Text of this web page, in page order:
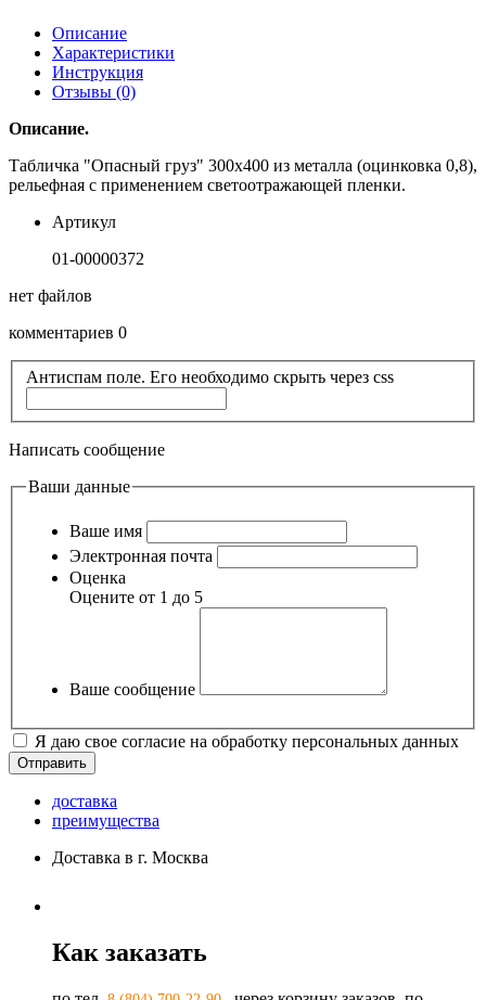
Описание
Характеристики
Инструкция
Отзывы (0)
Описание.
Табличка "Опасный груз" 300х400 из металла (оцинковка 0,8),
рельефная с применением светоотражающей пленки.
Артикул
01-00000372
нет файлов
комментариев 0
Антиспам поле. Его необходимо скрыть через css
Написать сообщение
Ваши данные
Ваше имя
Электронная почта
Оценка
Оцените от 1 до 5
Ваше сообщение
Я даю свое согласие на обработку персональных данных
доставка
преимущества
Доставка в г. Москва
Как заказать